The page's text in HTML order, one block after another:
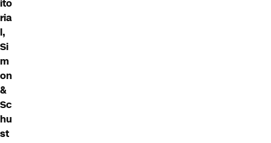
ito
ria
l,
Si
m
on
&
Sc
hu
st